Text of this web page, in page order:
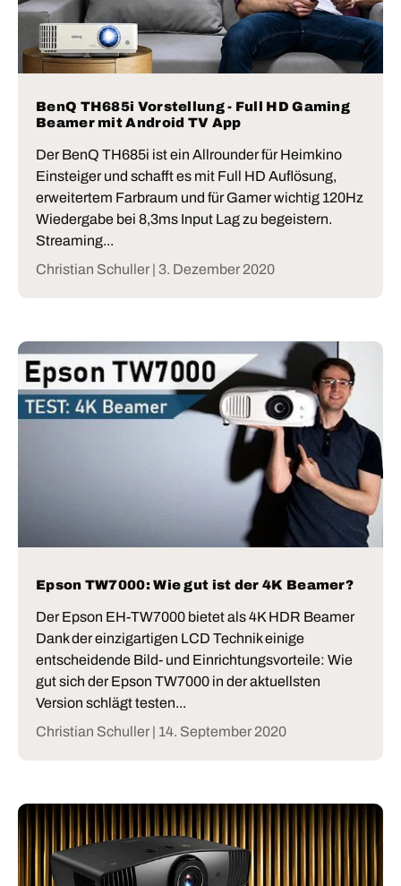
BenQ TH685i Vorstellung - Full HD Gaming
Beamer mit Android TV App
Der BenQ TH685i ist ein Allrounder für Heimkino
Einsteiger und schafft es mit Full HD Auflösung,
erweitertem Farbraum und für Gamer wichtig 120Hz
Wiedergabe bei 8,3ms Input Lag zu begeistern.
Streaming...
Christian Schuller | 3. Dezember 2020
Epson TW7000: Wie gut ist der 4K Beamer?
Der Epson EH-TW7000 bietet als 4K HDR Beamer
Dank der einzigartigen LCD Technik einige
entscheidende Bild- und Einrichtungsvorteile: Wie
gut sich der Epson TW7000 in der aktuellsten
Version schlägt testen...
Christian Schuller | 14. September 2020